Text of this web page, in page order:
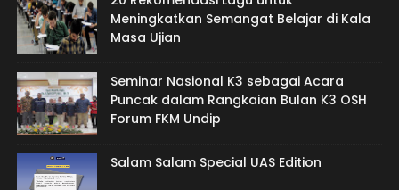
Meningkatkan Semangat Belajar di Kala
Masa Ujian
Seminar Nasional K3 sebagai Acara
Puncak dalam Rangkaian Bulan K3 OSH
Forum FKM Undip
Salam Salam Special UAS Edition